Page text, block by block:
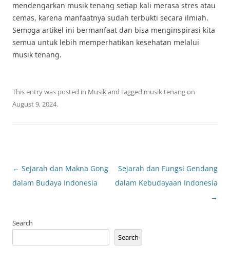
mendengarkan musik tenang setiap kali merasa stres atau
cemas, karena manfaatnya sudah terbukti secara ilmiah.
Semoga artikel ini bermanfaat dan bisa menginspirasi kita
semua untuk lebih memperhatikan kesehatan melalui
musik tenang.
This entry was posted in Musikand tagged musik tenangon
August 9, 2024.
Post
navigation
← Sejarah dan Makna Gong
dalam Budaya Indonesia
Sejarah dan Fungsi Gendang
dalam Kebudayaan Indonesia
→
Search
Search